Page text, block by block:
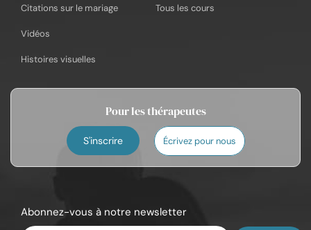
Citations sur le mariage
Vidéos
Histoires visuelles
Tous les cours
Pour les thérapeutes
S'inscrire Écrivez pour nous
Abonnez-vous à notre newsletter